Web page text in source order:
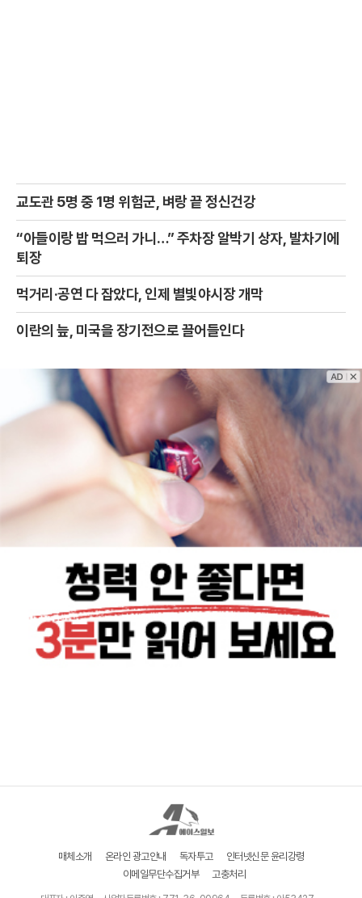
교도관 5명 중 1명 위험군, 벼랑 끝 정신건강
“아들이랑 밥 먹으러 가니…” 주차장 알박기 상자, 발차기에
퇴장
먹거리·공연 다 잡았다, 인제 별빛야시장 개막
이란의 늪, 미국을 장기전으로 끌어들인다
매체소개 온라인 광고안내 독자투고
인터넷신문 윤리강령
이메일무단수집거부
고충처리